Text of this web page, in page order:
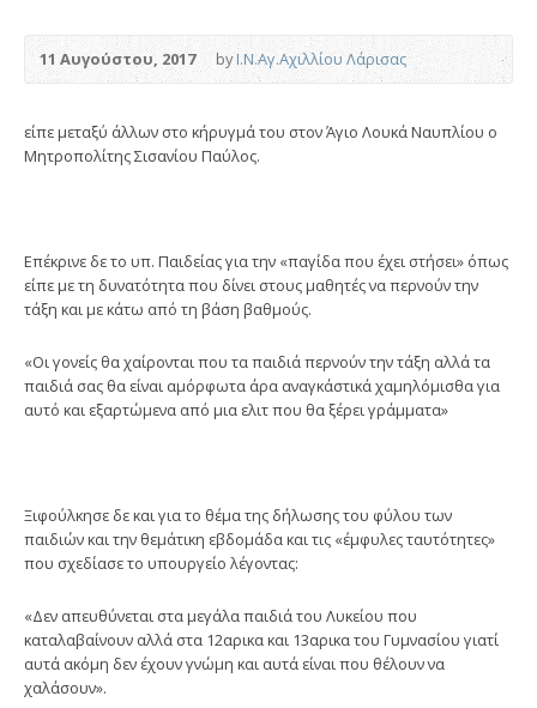
11 Αυγούστου, 2017 byΙ.Ν.Αγ.Αχιλλίου Λάρισας
είπε μεταξύ άλλων στο κήρυγμά του στον Άγιο Λουκά Ναυπλίου ο
Μητροπολίτης Σισανίου Παύλος.
Επέκρινε δε το υπ. Παιδείας για την «παγίδα που έχει στήσει» όπως
είπε με τη δυνατότητα που δίνει στους μαθητές να περνούν την
τάξη και με κάτω από τη βάση βαθμούς.
«Οι γονείς θα χαίρονται που τα παιδιά περνούν την τάξη αλλά τα
παιδιά σας θα είναι αμόρφωτα άρα αναγκάστικά χαμηλόμισθα για
αυτό και εξαρτώμενα από μια ελιτ που θα ξέρει γράμματα»
Ξιφούλκησε δε και για το θέμα της δήλωσης του φύλου των
παιδιών και την θεμάτικη εβδομάδα και τις «έμφυλες ταυτότητες»
που σχεδίασε το υπουργείο λέγοντας:
«Δεν απευθύνεται στα μεγάλα παιδιά του Λυκείου που
καταλαβαίνουν αλλά στα 12αρικα και 13αρικα του Γυμνασίου γιατί
αυτά ακόμη δεν έχουν γνώμη και αυτά είναι που θέλουν να
χαλάσουν».